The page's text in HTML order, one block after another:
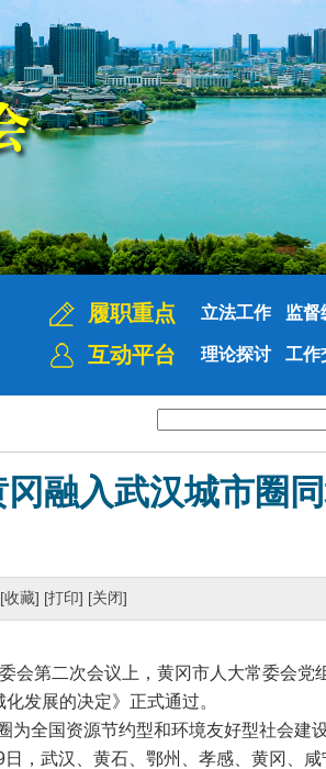
履职重点 立法工作 监督
互动平台 理论探讨 工作
融入武汉城市圈
[收藏] [打印] [关闭]
第二次会议上，黄冈市人大常委会党
发展的决定》正式通过。
全国资源节约型和环境友好型社会建
，武汉、黄石、鄂州、孝感、黄冈、咸